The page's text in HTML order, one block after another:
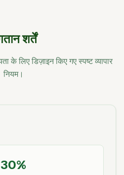
शर्तें
के लिए डिज़ाइन किए गए स्पष्ट व्यापार
नियम।
30%